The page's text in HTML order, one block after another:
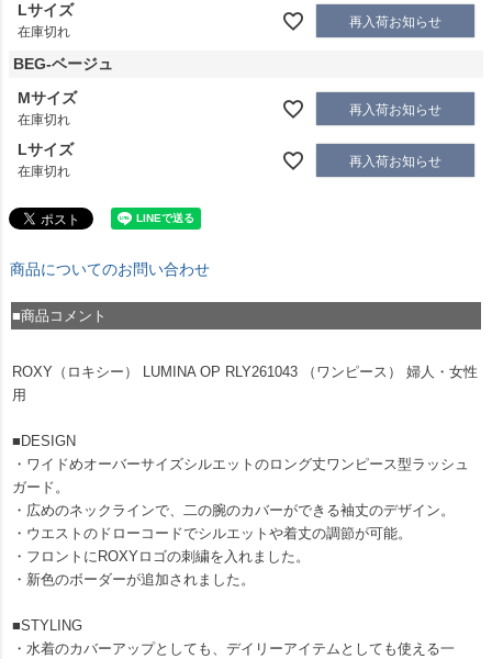
Lサイズ
在庫切れ
再入荷お知らせ
BEG-ベージュ
Mサイズ
在庫切れ
再入荷お知らせ
Lサイズ
在庫切れ
再入荷お知らせ
商品についてのお問い合わせ
■商品コメント
ROXY（ロキシー） LUMINA OP RLY261043 （ワンピース） 婦人・女性
用
■DESIGN
・ワイドめオーバーサイズシルエットのロング丈ワンピース型ラッシュ
ガード。
・広めのネックラインで、二の腕のカバーができる袖丈のデザイン。
・ウエストのドローコードでシルエットや着丈の調節が可能。
・フロントにROXYロゴの刺繍を入れました。
・新色のボーダーが追加されました。
■STYLING
・水着のカバーアップとしても、デイリーアイテムとしても使える一